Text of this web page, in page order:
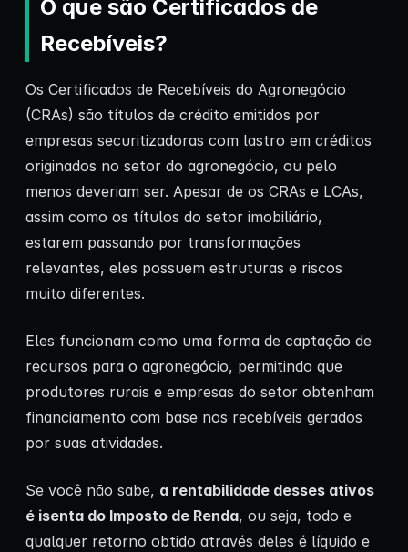
O que são Certificados de
Recebíveis?
Os Certificados de Recebíveis do Agronegócio
(CRAs) são títulos de crédito emitidos por
empresas securitizadoras com lastro em créditos
originados no setor do agronegócio, ou pelo
menos deveriam ser. Apesar de os CRAs e LCAs,
assim como os títulos do setor imobiliário,
estarem passando por transformações
relevantes, eles possuem estruturas e riscos
muito diferentes.
Eles funcionam como uma forma de captação de
recursos para o agronegócio, permitindo que
produtores rurais e empresas do setor obtenham
financiamento com base nos recebíveis gerados
por suas atividades.
Se você não sabe, a rentabilidade desses ativos
é isenta do Imposto de Renda, ou seja, todo e
qualquer retorno obtido através deles é líquido e